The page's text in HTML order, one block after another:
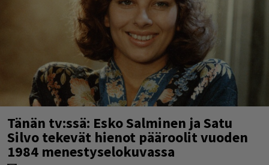
Tänän tv:ssä: Esko Salminen ja Satu
Silvo tekevät hienot pääroolit vuoden
1984 menestyselokuvassa